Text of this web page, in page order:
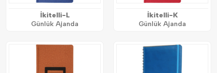
İkitelli-L
Günlük Ajanda
İkitelli-K
Günlük Ajanda